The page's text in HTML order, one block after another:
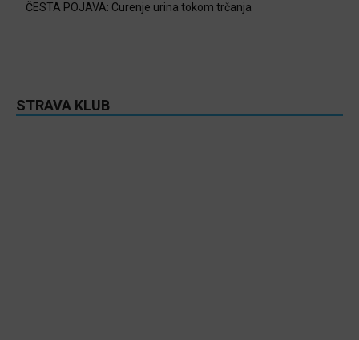
ČESTA POJAVA: Curenje urina tokom trčanja
STRAVA KLUB